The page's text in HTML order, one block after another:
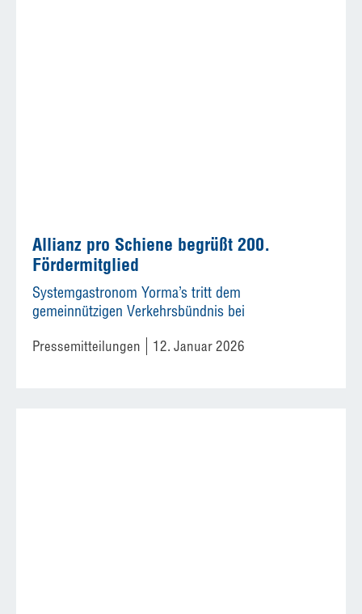
Allianz pro Schiene begrüßt 200.
Fördermitglied
Systemgastronom Yorma’s tritt dem
gemeinnützigen Verkehrsbündnis bei
Pressemitteilungen 12. Januar 2026